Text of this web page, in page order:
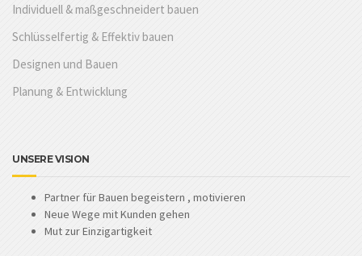
Individuell & maßgeschneidert bauen
Schlüsselfertig & Effektiv bauen
Designen und Bauen
Planung & Entwicklung
UNSERE VISION
Partner für Bauen begeistern , motivieren
Neue Wege mit Kunden gehen
Mut zur Einzigartigkeit